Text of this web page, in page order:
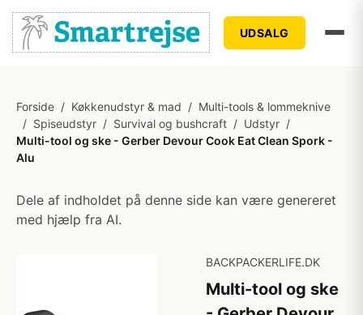
UDSALG
Forside / Køkkenudstyr & mad / Multi-tools & lommeknive
/ Spiseudstyr / Survival og bushcraft / Udstyr /
Multi-tool og ske - Gerber Devour Cook Eat Clean Spork -
Alu
Dele af indholdet på denne side kan være genereret
med hjælp fra AI.
BACKPACKERLIFE.DK
Multi-tool og ske